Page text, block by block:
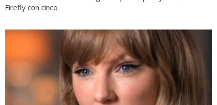
Firefly con cinco